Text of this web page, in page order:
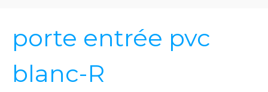
porte entrée pvc
blanc-R